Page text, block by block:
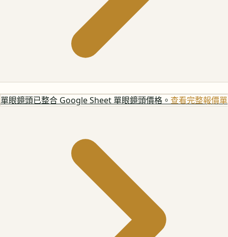
單眼鏡頭已整合 Google Sheet 單眼鏡頭價格。 查看完整報價單